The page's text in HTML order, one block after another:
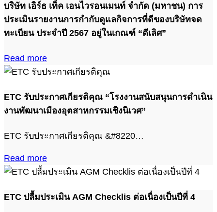
บริษัท เอิร์ธ เท็ค เอนไวรอนเมนท์ จำกัด (มหาชน) การ
ประเมินรายงานการกำกับดูแลกิจการที่ดีของบริษัทจด
ทะเบียน ประจำปี 2567 อยู่ในเกณฑ์ “ดีเลิศ”
Read more
ETC รับประกาศเกียรติคุณ “โรงงานสนับสนุนการดำเนิน
งานพัฒนาเมืองอุตสาหกรรมเชิงนิเวศ”
ETC รับประกาศเกียรติคุณ &#8220…
Read more
ETC ปลื้มประเมิน AGM Checklis ต่อเนื่องเป็นปีที่ 4